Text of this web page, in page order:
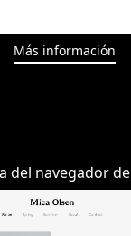
Más información